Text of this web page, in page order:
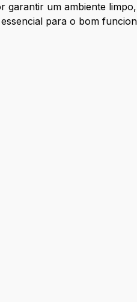
garantir um ambiente
para o bom